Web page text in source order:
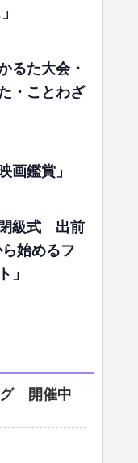
るた大会・
・ことわざ
画鑑賞」
級式 出前
始めるフ
」
グ 開催中